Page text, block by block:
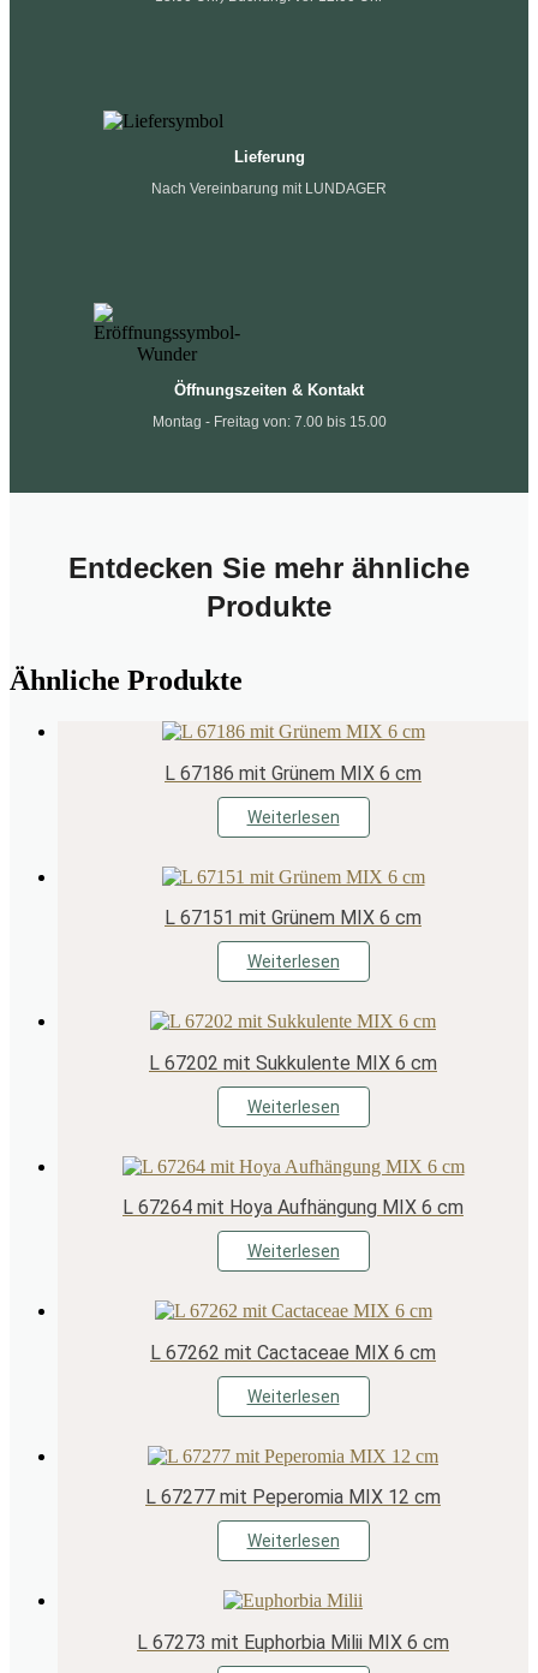
Lieferung
Nach Vereinbarung mit LUNDAGER
Öffnungszeiten & Kontakt
Montag - Freitag von: 7.00 bis 15.00
Entdecken Sie mehr ähnliche
Produkte
Ähnliche Produkte
L 67186 mit Grünem MIX 6 cm
Weiterlesen
L 67151 mit Grünem MIX 6 cm
Weiterlesen
L 67202 mit Sukkulente MIX 6 cm
Weiterlesen
L 67264 mit Hoya Aufhängung MIX 6 cm
Weiterlesen
L 67262 mit Cactaceae MIX 6 cm
Weiterlesen
L 67277 mit Peperomia MIX 12 cm
Weiterlesen
L 67273 mit Euphorbia Milii MIX 6 cm